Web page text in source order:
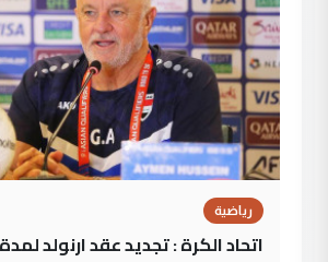
رياضية
اتحاد الكرة : تجديد عقد ارنولد